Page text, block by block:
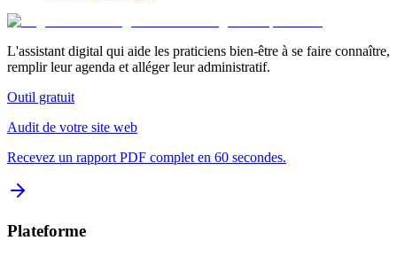
L'assistant digital qui aide les praticiens bien-être à se faire connaître,
remplir leur agenda et alléger leur administratif.
Outil gratuit
Audit de votre site web
Recevez un rapport PDF complet en 60 secondes.
Plateforme